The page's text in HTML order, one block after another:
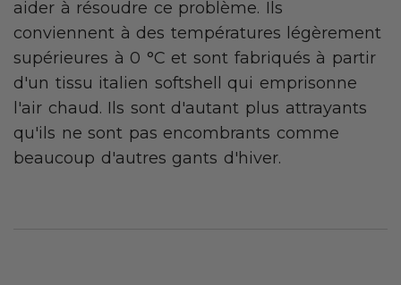
aider à résoudre ce problème. Ils
conviennent à des températures légèrement
supérieures à 0 °C et sont fabriqués à partir
d'un tissu italien softshell qui emprisonne
l'air chaud. Ils sont d'autant plus attrayants
qu'ils ne sont pas encombrants comme
beaucoup d'autres gants d'hiver.